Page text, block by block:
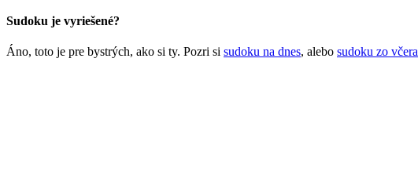
Sudoku je vyriešené?
Áno, toto je pre bystrých, ako si ty. Pozri si sudoku na dnes, alebo sudoku zo včera